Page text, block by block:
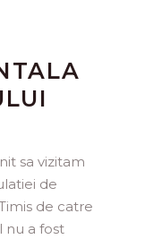
sa vizitam
de
de catre
nu a fost